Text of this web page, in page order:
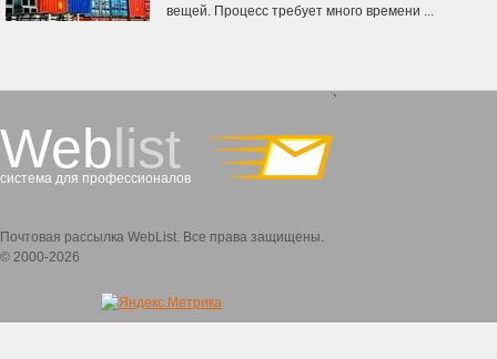
вещей. Процесс требует много времени ...
Weblist
система для профессионалов
`
Почтовая рассылка WebList. Все права защищены.
© 2000-2026